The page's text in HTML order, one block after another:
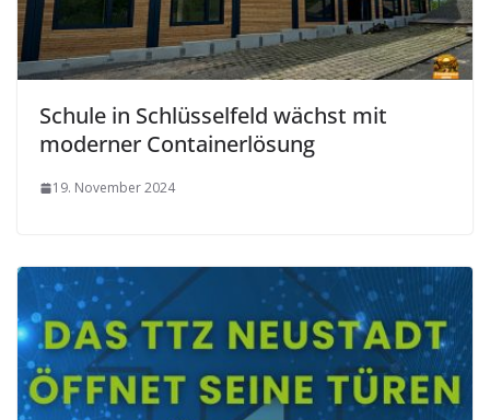
Schule in Schlüsselfeld wächst mit
moderner Containerlösung
19. November 2024